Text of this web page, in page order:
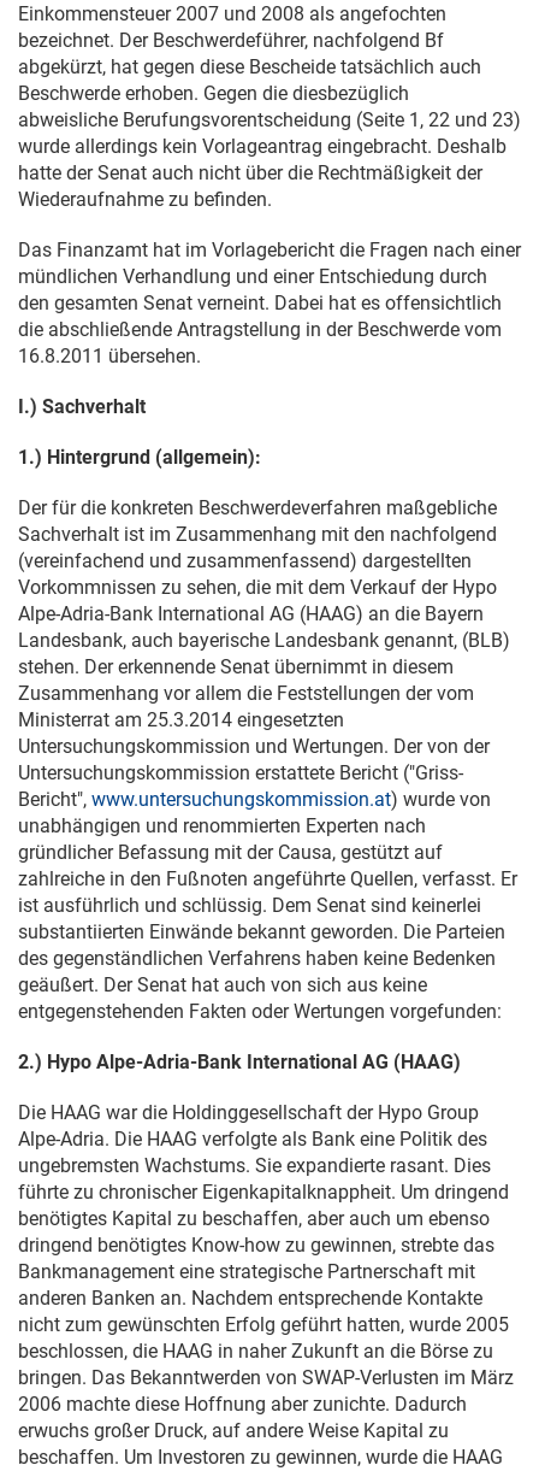
Einkommensteuer 2007 und 2008 als angefochten
bezeichnet. Der Beschwerdeführer, nachfolgend Bf
abgekürzt, hat gegen diese Bescheide tatsächlich auch
Beschwerde erhoben. Gegen die diesbezüglich
abweisliche Berufungsvorentscheidung (Seite 1, 22 und 23)
wurde allerdings kein Vorlageantrag eingebracht. Deshalb
hatte der Senat auch nicht über die Rechtmäßigkeit der
Wiederaufnahme zu befinden.
Das Finanzamt hat im Vorlagebericht die Fragen nach einer
mündlichen Verhandlung und einer Entschiedung durch
den gesamten Senat verneint. Dabei hat es offensichtlich
die abschließende Antragstellung in der Beschwerde vom
16.8.2011 übersehen.
I.) Sachverhalt
1.) Hintergrund (allgemein):
Der für die konkreten Beschwerdeverfahren maßgebliche
Sachverhalt ist im Zusammenhang mit den nachfolgend
(vereinfachend und zusammenfassend) dargestellten
Vorkommnissen zu sehen, die mit dem Verkauf der Hypo
Alpe-Adria-Bank International AG (HAAG) an die Bayern
Landesbank, auch bayerische Landesbank genannt, (BLB)
stehen. Der erkennende Senat übernimmt in diesem
Zusammenhang vor allem die Feststellungen der vom
Ministerrat am 25.3.2014 eingesetzten
Untersuchungskommission und Wertungen. Der von der
Untersuchungskommission erstattete Bericht ("Griss-
Bericht", www.untersuchungskommission.at) wurde von
unabhängigen und renommierten Experten nach
gründlicher Befassung mit der Causa, gestützt auf
zahlreiche in den Fußnoten angeführte Quellen, verfasst. Er
ist ausführlich und schlüssig. Dem Senat sind keinerlei
substantiierten Einwände bekannt geworden. Die Parteien
des gegenständlichen Verfahrens haben keine Bedenken
geäußert. Der Senat hat auch von sich aus keine
entgegenstehenden Fakten oder Wertungen vorgefunden:
2.) Hypo Alpe-Adria-Bank International AG (HAAG)
Die HAAG war die Holdinggesellschaft der Hypo Group
Alpe-Adria. Die HAAG verfolgte als Bank eine Politik des
ungebremsten Wachstums. Sie expandierte rasant. Dies
führte zu chronischer Eigenkapitalknappheit. Um dringend
benötigtes Kapital zu beschaffen, aber auch um ebenso
dringend benötigtes Know-how zu gewinnen, strebte das
Bankmanagement eine strategische Partnerschaft mit
anderen Banken an. Nachdem entsprechende Kontakte
nicht zum gewünschten Erfolg geführt hatten, wurde 2005
beschlossen, die HAAG in naher Zukunft an die Börse zu
bringen. Das Bekanntwerden von SWAP-Verlusten im März
2006 machte diese Hoffnung aber zunichte. Dadurch
erwuchs großer Druck, auf andere Weise Kapital zu
beschaffen. Um Investoren zu gewinnen, wurde die HAAG